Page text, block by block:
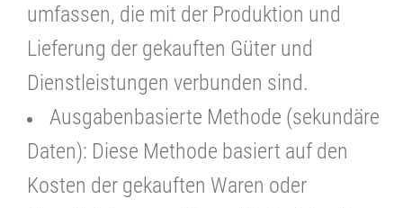
umfassen, die mit der Produktion und
Lieferung der gekauften Güter und
Dienstleistungen verbunden sind.
Ausgabenbasierte Methode (sekundäre
Daten): Diese Methode basiert auf den
Kosten der gekauften Waren oder